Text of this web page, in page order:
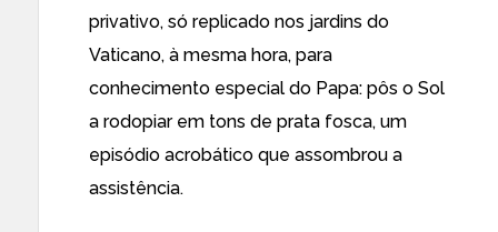
privativo, só replicado nos jardins do
Vaticano, à mesma hora, para
conhecimento especial do Papa: pôs o Sol
a rodopiar em tons de prata fosca, um
episódio acrobático que assombrou a
assistência.